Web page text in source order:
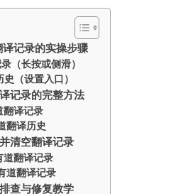
记录的实操步骤
（长按或侧滑）
（设置入口）
记录的完整方法
翻译记录
翻译历史
清空翻译记录
道翻译记录
道翻译记录
查与修复教学